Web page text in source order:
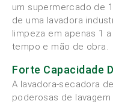
um supermercado de
de uma lavadora
limpeza em apenas 1
tempo e mão de obra.
Forte Capacidade
A lavadora-secadora
poderosas de